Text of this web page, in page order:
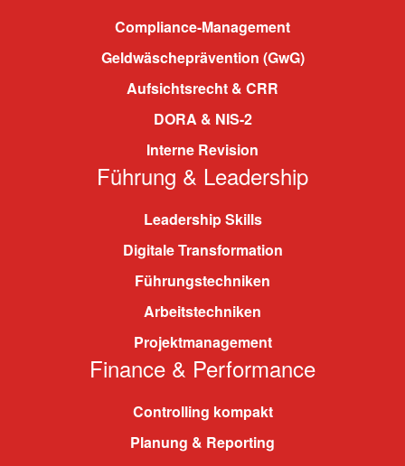
Compliance-Management
Geldwäscheprävention (GwG)
Aufsichtsrecht & CRR
DORA & NIS-2
Interne Revision
Führung & Leadership
Leadership Skills
Digitale Transformation
Führungstechniken
Arbeitstechniken
Projektmanagement
Finance & Performance
Controlling kompakt
Planung & Reporting